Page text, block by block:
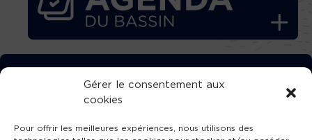
Gérer le consentement aux
cookies
Pour offrir les meilleures expériences, nous utilisons des
TÉLÉCHARGEZ GRATUITEMENT
L’APPLICATION TVBA !